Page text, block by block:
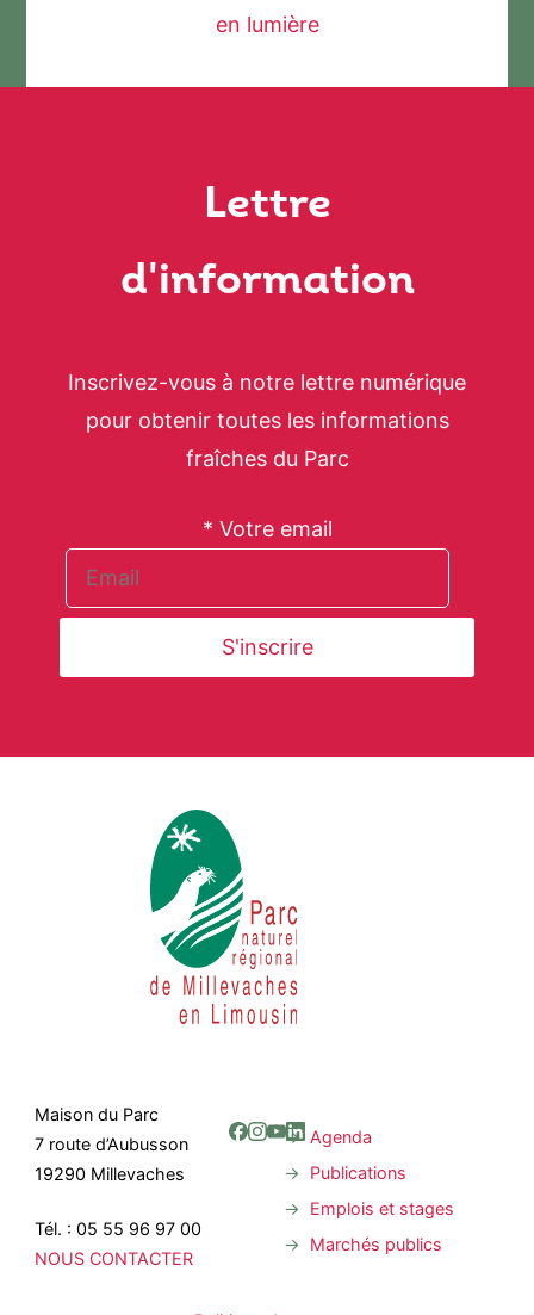
en lumière
Lettre
d'information
Inscrivez-vous à notre lettre numérique
pour obtenir toutes les informations
fraîches du Parc
* Votre email
Maison du Parc
7 route d’Aubusson
19290 Millevaches
Tél. : 05 55 96 97 00
NOUS CONTACTER
Agenda
Publications
Emplois et stages
Marchés publics